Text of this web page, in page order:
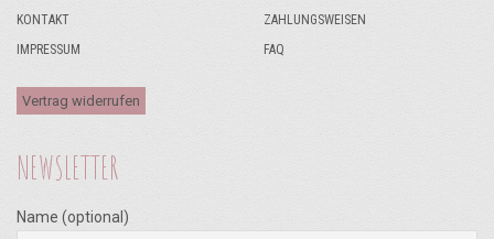
KONTAKT
IMPRESSUM
ZAHLUNGSWEISEN
FAQ
Vertrag widerrufen
NEWSLETTER
Name (optional)